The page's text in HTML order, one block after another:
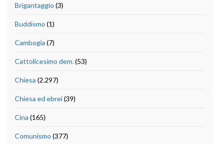
Brigantaggio (3)
Buddismo (1)
Cambogia (7)
Cattolicesimo dem.(53)
Chiesa (2.297)
Chiesa ed ebrei(39)
Cina (165)
Comunismo (377)